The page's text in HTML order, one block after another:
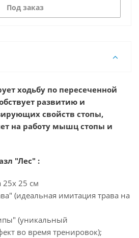
Под заказ
ходьбу по пересеченной
развитию и
свойств стопы,
на работу мышц стопы и
"Лес" :
25х 25 см
(идеальная имитация трава на
(уникальный
во время тренировок);